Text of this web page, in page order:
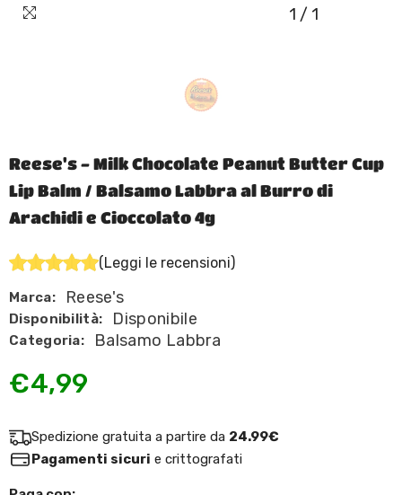
1 / 1
Reese's - Milk Chocolate Peanut Butter Cup
Lip Balm / Balsamo Labbra al Burro di
Arachidi e Cioccolato 4g
(Leggi le recensioni)
Marca: Reese's
Disponibilità: Disponibile
Categoria: Balsamo Labbra
€4,99
Spedizione gratuita a partire da 24.99€
Pagamenti sicuri e crittografati